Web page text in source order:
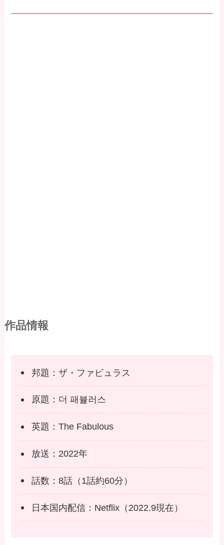
作品情報
邦題：ザ・ファビュラス
原題：더 패뷸러스
英題：The Fabulous
放送：2022年
話数：8話（1話約60分）
日本国内配信：Netflix（2022.9現在）